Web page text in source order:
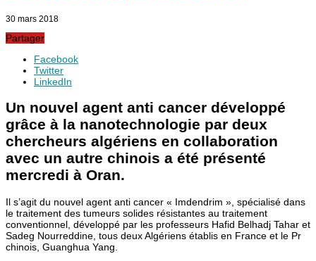
30 mars 2018
Partager
Facebook
Twitter
LinkedIn
Un nouvel agent anti cancer développé
grâce à la nanotechnologie par deux
chercheurs algériens en collaboration
avec un autre chinois a été présenté
mercredi à Oran.
Il s’agit du nouvel agent anti cancer « Imdendrim », spécialisé dans
le traitement des tumeurs solides résistantes au traitement
conventionnel, développé par les professeurs Hafid Belhadj Tahar et
Sadeg Nourreddine, tous deux Algériens établis en France et le Pr
chinois, Guanghua Yang.